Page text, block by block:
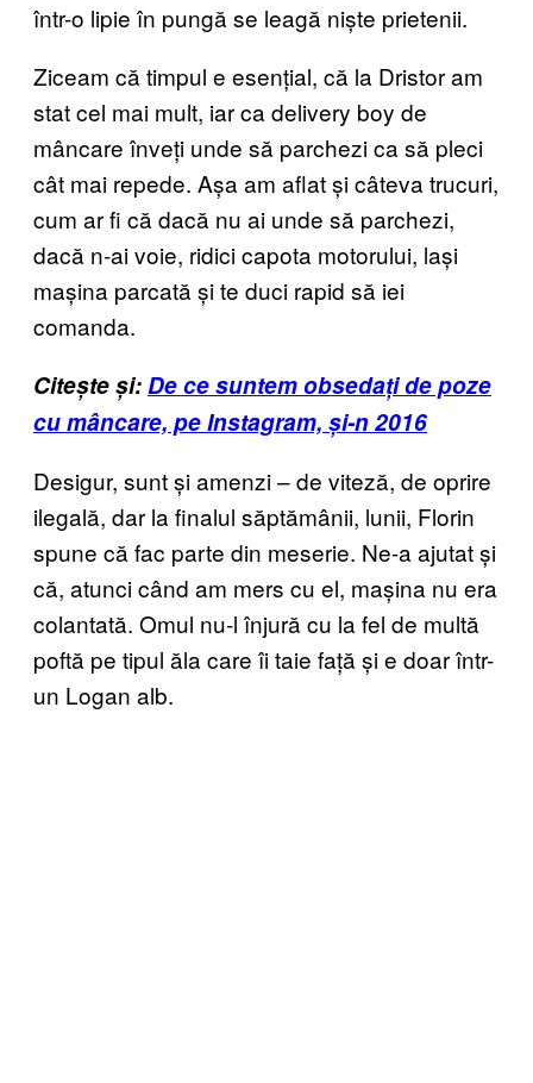
într-o lipie în pungă se leagă niște prietenii.
Ziceam că timpul e esențial, că la Dristor am
stat cel mai mult, iar ca delivery boy de
mâncare înveți unde să parchezi ca să pleci
cât mai repede. Așa am aflat și câteva trucuri,
cum ar fi că dacă nu ai unde să parchezi,
dacă n-ai voie, ridici capota motorului, lași
mașina parcată și te duci rapid să iei
comanda.
Citește și:De ce suntem obsedați de poze
cu mâncare, pe Instagram, și-n 2016
Desigur, sunt și amenzi – de viteză, de oprire
ilegală, dar la finalul săptămânii, lunii, Florin
spune că fac parte din meserie. Ne-a ajutat și
că, atunci când am mers cu el, mașina nu era
colantată. Omul nu-l înjură cu la fel de multă
poftă pe tipul ăla care îi taie față și e doar într-
un Logan alb.